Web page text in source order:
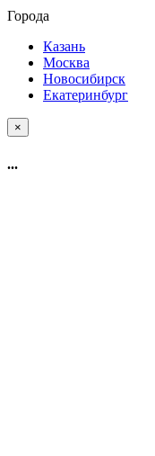
Города
Казань
Москва
Новосибирск
Екатеринбург
×
...